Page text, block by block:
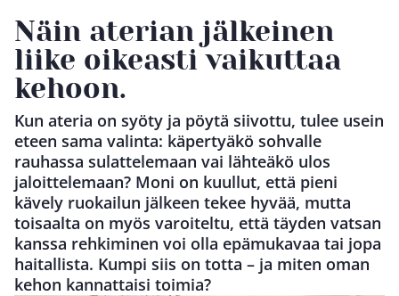
Näin aterian jälkeinen
liike oikeasti vaikuttaa
kehoon.
Kun ateria on syöty ja pöytä siivottu, tulee usein
eteen sama valinta: käpertyäkö sohvalle
rauhassa sulattelemaan vai lähteäkö ulos
jaloittelemaan? Moni on kuullut, että pieni
kävely ruokailun jälkeen tekee hyvää, mutta
toisaalta on myös varoiteltu, että täyden vatsan
kanssa rehkiminen voi olla epämukavaa tai jopa
haitallista. Kumpi siis on totta – ja miten oman
kehon kannattaisi toimia?